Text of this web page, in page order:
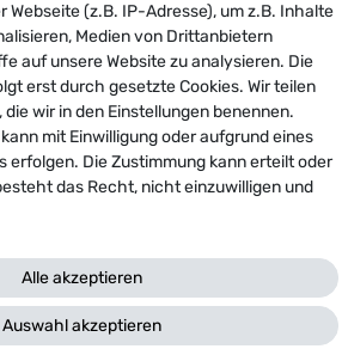
auf Facebook
B2B auf Instagram!
B2B auf Pintarest
B2B| Design by neoprisma
inkl. MwSt., zzgl. Versandkosten
Webseite (z.B. IP-Adresse), um z.B. Inhalte
Medien von Drittanbietern
auf unsere Website zu analysieren. Die
erst durch gesetzte Cookies. Wir teilen
wir in den Einstellungen benennen.
mit Einwilligung oder aufgrund eines
erfolgen. Die Zustimmung kann erteilt oder
das Recht, nicht einzuwilligen und
zur Verwendung
und den Diensten erklären wir in unserer
Alle akzeptieren
Auswahl akzeptieren